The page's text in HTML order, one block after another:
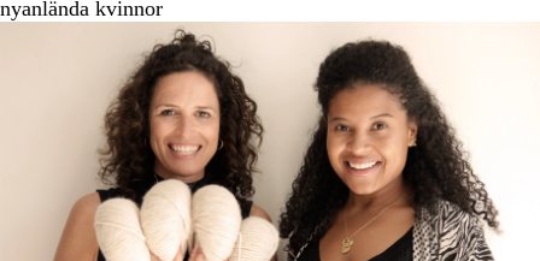
nyanlända kvinnor